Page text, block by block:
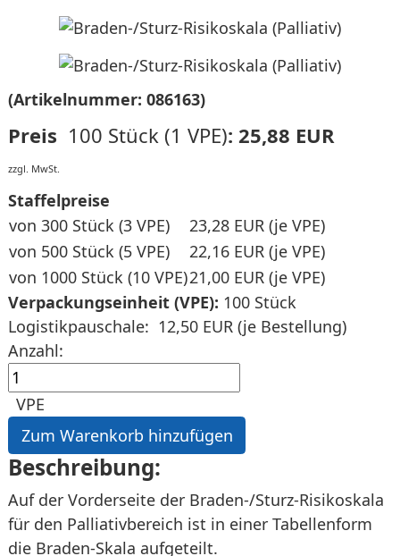
(Artikelnummer: 086163)
Preis 100 Stück (1 VPE): 25,88 EUR
zzgl. MwSt.
Staffelpreise
von 300 Stück (3 VPE)
23,28 EUR (je VPE)
von 500 Stück (5 VPE)
22,16 EUR (je VPE)
von 1000 Stück (10 VPE)21,00 EUR (je VPE)
Verpackungseinheit (VPE): 100 Stück
Logistikpauschale: 12,50 EUR (je Bestellung)
Anzahl:
VPE
Beschreibung:
Auf der Vorderseite der Braden-/Sturz-Risikoskala
für den Palliativbereich ist in einer Tabellenform
die Braden-Skala aufgeteilt.